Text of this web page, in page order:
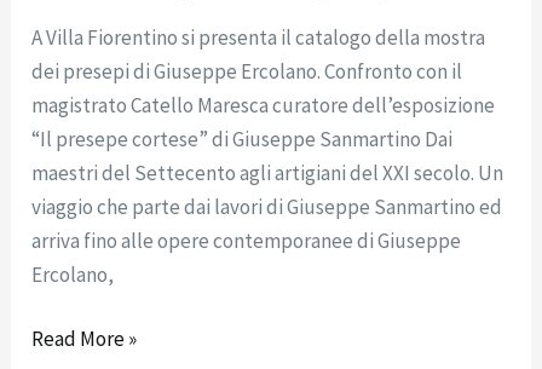
A Villa Fiorentino si presenta il catalogo della mostra
dei presepi di Giuseppe Ercolano. Confronto con il
magistrato Catello Maresca curatore dell’esposizione
“Il presepe cortese” di Giuseppe Sanmartino Dai
maestri del Settecento agli artigiani del XXI secolo. Un
viaggio che parte dai lavori di Giuseppe Sanmartino ed
arriva fino alle opere contemporanee di Giuseppe
Ercolano,
Read More »